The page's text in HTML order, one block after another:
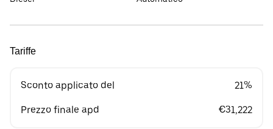
Tariffe
Sconto applicato del 21%
Prezzo finale apd €31,222